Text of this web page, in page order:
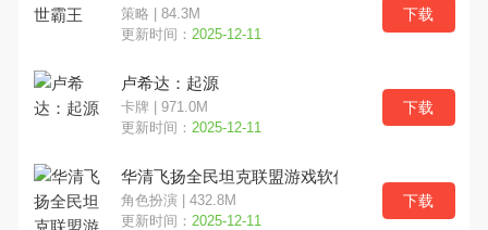
策略 | 84.3M
更新时间： 2025-12-11
下载
卢希达：起源
卡牌 | 971.0M
更新时间： 2025-12-11
下载
华清飞扬全民坦克联盟游戏软件v1.0
角色扮演 | 432.8M
更新时间： 2025-12-11
下载